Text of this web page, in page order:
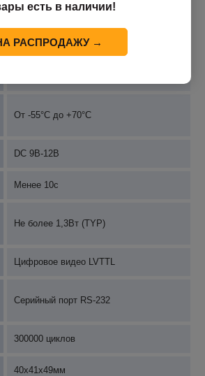
От -55°С до +70°С
DC 9В-12В
Менее 10с
Не более 1,3Вт (TYP)
Цифровое видео LVTTL
Серийный порт RS-232
300000 циклов
40х41х49мм
есть в наличии!
РАСПРОДАЖУ →